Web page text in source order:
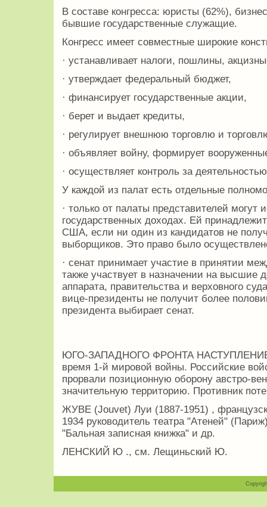
В составе конгресса: юристы (62%),
бывшие государственные служащие.
Конгресс имеет совместные широкие
· устанавливает налоги, пошлины,
· утверждает федеральный бюджет,
· финансирует государственные акции,
· берет и выдает кредиты,
· регулирует внешнюю торговлю и
· объявляет войну, формирует
· осуществляет контроль за
У каждой из палат есть отдельные
· только от палаты представителей могут
государственных доходах. Ей
США, если ни один из кандидатов не
выборщиков. Это право было
· сенат принимает участие в принятии
также участвует в назначении на высшие
аппарата, правительства и верховного
вице-президенты не получит более
президента выбирает сенат.
ЮГО-ЗАПАДНОГО ФРОНТА НАСТУПЛЕНИЕ ,
время 1-й мировой войны. Российские
прорвали позиционную оборону австро-
значительную территорию. Противник
ЖУВЕ (Jouvet) Луи (1887-1951) ,
1934 руководитель театра "Атеней"
"Бальная записная книжка" и др.
ЛЕНСКИЙ Ю ., см. Лещиньский Ю.